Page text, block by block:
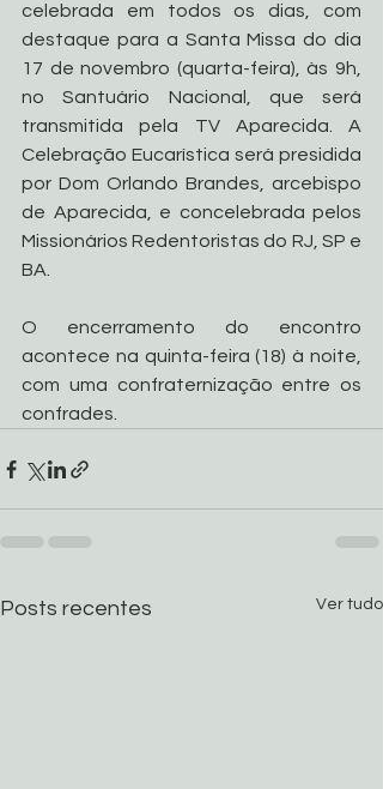
celebrada em todos os dias, com
destaque para a Santa Missa do dia
17 de novembro (quarta-feira), às 9h,
no Santuário Nacional, que será
transmitida pela TV Aparecida. A
Celebração Eucarística será presidida
por Dom Orlando Brandes, arcebispo
de Aparecida, e concelebrada pelos
Missionários Redentoristas do RJ, SP e
BA.
O encerramento do encontro
acontece na quinta-feira (18) à noite,
com uma confraternização entre os
confrades.
Posts recentes Ver tudo